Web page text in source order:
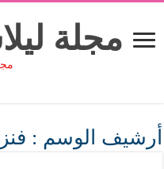
مجلة
أرشيف الوسم :